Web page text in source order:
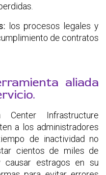
los procesos legales y
de contratos
aliada
Infrastructure
a los administradores
de inactividad no
cientos de miles de
causar estragos en su